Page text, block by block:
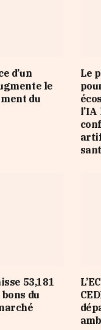
d’un
le
du
Le
53,181
du